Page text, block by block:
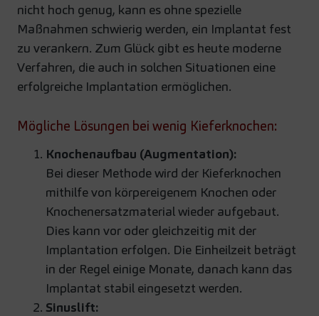
nicht hoch genug, kann es ohne spezielle
Maßnahmen schwierig werden, ein Implantat fest
zu verankern. Zum Glück gibt es heute moderne
Verfahren, die auch in solchen Situationen eine
erfolgreiche Implantation ermöglichen.
Mögliche Lösungen bei wenig Kieferknochen:
Knochenaufbau (Augmentation):
Bei dieser Methode wird der Kieferknochen
mithilfe von körpereigenem Knochen oder
Knochenersatzmaterial wieder aufgebaut.
Dies kann vor oder gleichzeitig mit der
Implantation erfolgen. Die Einheilzeit beträgt
in der Regel einige Monate, danach kann das
Implantat stabil eingesetzt werden.
Sinuslift: